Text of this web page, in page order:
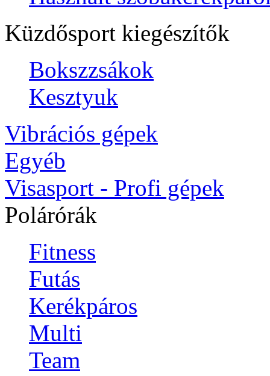
Küzdősport kiegészítők
Bokszzsákok
Kesztyuk
Vibrációs gépek
Egyéb
Visasport - Profi gépek
Polárórák
Fitness
Futás
Kerékpáros
Multi
Team